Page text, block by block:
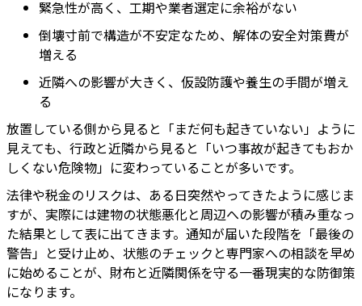
緊急性が高く、工期や業者選定に余裕がない
倒壊寸前で構造が不安定なため、解体の安全対策費が
増える
近隣への影響が大きく、仮設防護や養生の手間が増え
る
放置している側から見ると「まだ何も起きていない」ように
見えても、行政と近隣から見ると「いつ事故が起きてもおか
しくない危険物」に変わっていることが多いです。
法律や税金のリスクは、ある日突然やってきたように感じま
すが、実際には建物の状態悪化と周辺への影響が積み重なっ
た結果として表に出てきます。通知が届いた段階を「最後の
警告」と受け止め、状態のチェックと専門家への相談を早め
に始めることが、財布と近隣関係を守る一番現実的な防御策
になります。